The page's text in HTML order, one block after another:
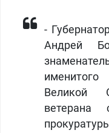
-
Андрей
Великой
ветерана